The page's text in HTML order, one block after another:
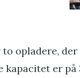
opladere,
kapacitet er på